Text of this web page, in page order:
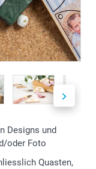
Designs und
oder Foto
Quasten,